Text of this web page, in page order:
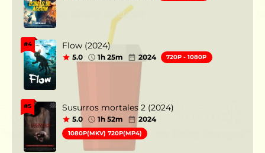
#4 Flow (2024)
5.0 1h 25m 2024 720P - 1080P
#5 Susurros mortales 2 (2024)
5.0 1h 52m 2024
1080P(MKV) 720P(MP4)